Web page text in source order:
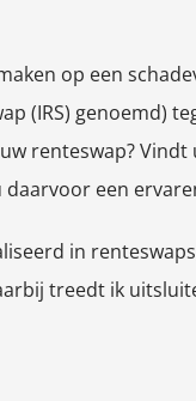
op een
(IRS) genoemd)
renteswap?
een
in
treedt ik